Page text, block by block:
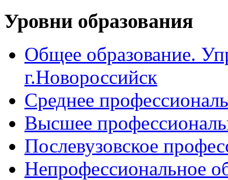
Уровни образования
Общее образование.
г.Новороссийск
Среднее
Высшее
Послевузовское
Непрофессиональное